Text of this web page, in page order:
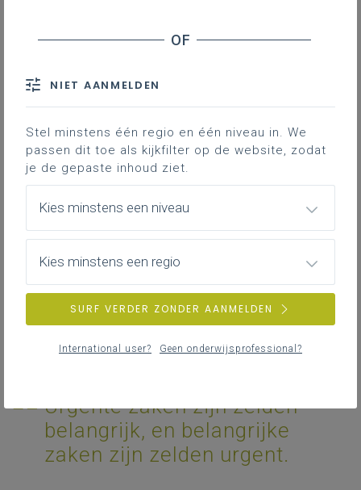
verdrinken is in de hoeveelheid to do's?
Deze prioriteitenmatrix helpt je te focussen
op wat echt telt.
Inhoud en visie
Waar er te veel werk is, moet er geprioriteerd
prioriteitenmatrix van Dwight Eisenhower (president
van de Verenigde Staten in de periode 1953-1961).
stelling kracht bij te zetten:
Urgente zaken zijn zelden
belangrijk, en belangrijke
zaken zijn zelden urgent.
NIET AANMELDEN
Stel minstens één regio en één niveau in. We
passen dit toe als kijkfilter op de website, zodat
je de gepaste inhoud ziet.
Kies minstens een niveau
Kies minstens een regio
SURF VERDER ZONDER AANMELDEN
International user? Geen onderwijsprofessional?